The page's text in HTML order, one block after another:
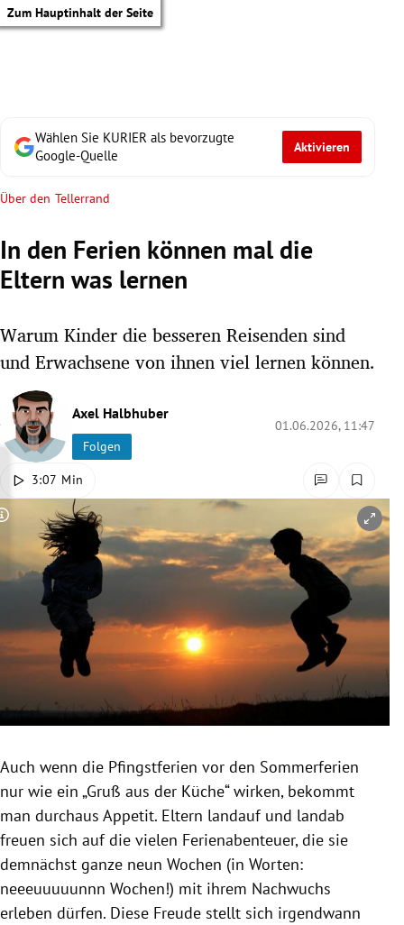
Zum Hauptinhalt der Seite
Untermenü
Untermenü
Untermenü
Untermenü
Untermenü
Untermenü
Untermenü
Untermenü
Untermenü
Wählen Sie KURIER als bevorzugte
Google-Quelle
Aktivieren
Über den Tellerrand
In den Ferien können mal die
Eltern was lernen
Warum Kinder die besseren Reisenden sind
und Erwachsene von ihnen viel lernen können.
Axel Halbhuber
Folgen
01.06.2026, 11:47
3:07 Min
Copyright-Hinweis öffnen/schließen
Auch wenn die Pfingstferien vor den Sommerferien
nur wie ein „Gruß aus der Küche“ wirken, bekommt
man durchaus Appetit. Eltern landauf und landab
freuen sich auf die vielen Ferienabenteuer, die sie
demnächst ganze neun Wochen (in Worten:
neeeuuuuunnn Wochen!) mit ihrem Nachwuchs
erleben dürfen. Diese Freude stellt sich irgendwann